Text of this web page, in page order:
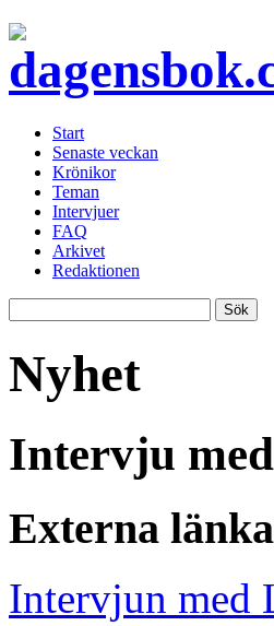
Start
Senaste veckan
Krönikor
Teman
Intervjuer
FAQ
Arkivet
Redaktionen
Nyhet
Intervju
Externa
Intervjun med